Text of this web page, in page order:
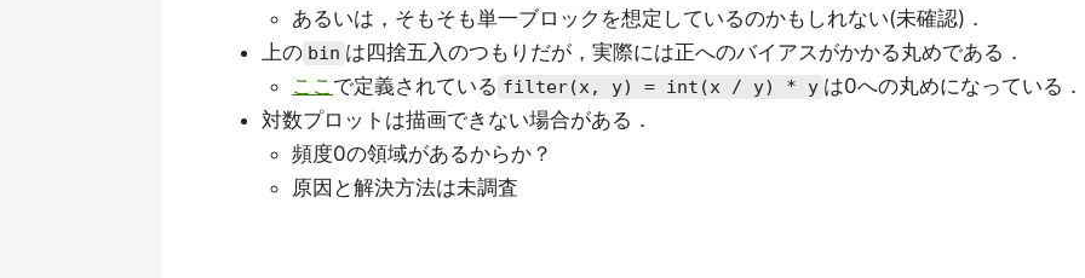
あるいは，そもそも単一ブロックを想定しているのかもしれない(未確認)．
上の bin は四捨五入のつもりだが，実際には正へのバイアスがかかる丸めである．
ここ で定義されている filter(x, y) = int(x / y) * y は0への丸めになっている．
対数プロットは描画できない場合がある．
頻度0の領域があるからか？
原因と解決方法は未調査